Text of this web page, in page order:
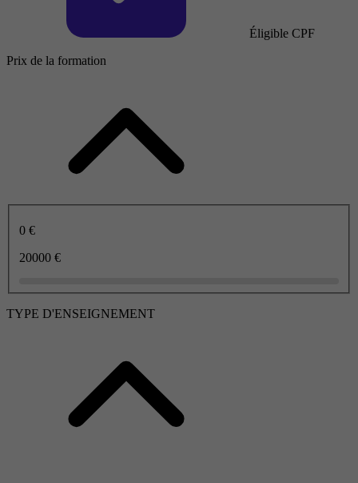
Éligible CPF
Prix de la formation
0 €
20000 €
TYPE D'ENSEIGNEMENT